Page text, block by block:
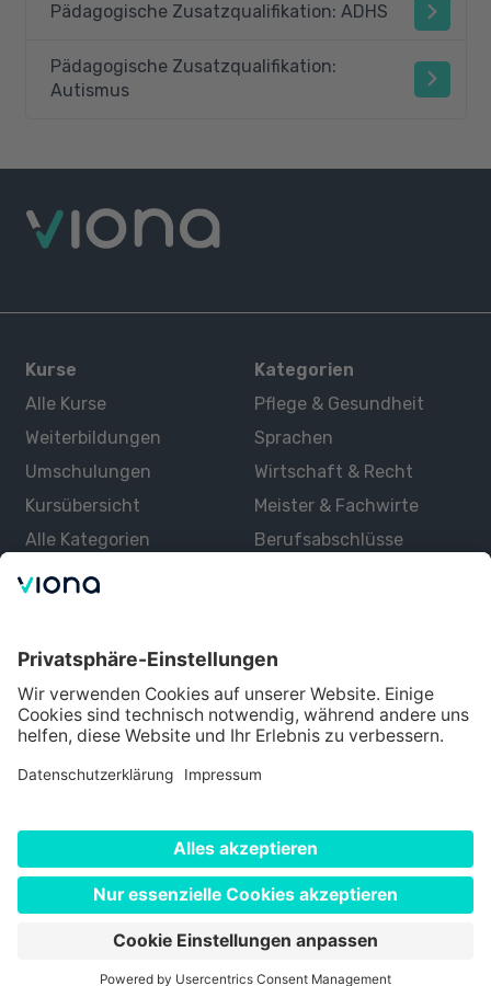
Pädagogische Zusatzqualifikation: ADHS
Pädagogische Zusatzqualifikation:
Autismus
Kurse
Alle Kurse
Weiterbildungen
Umschulungen
Kursübersicht
Alle Kategorien
Kategorien
Pflege & Gesundheit
Sprachen
Wirtschaft & Recht
Meister & Fachwirte
Berufsabschlüsse
Über uns
Lernen mit Viona
Alle Partner
Partner werden
Impressum
Nutzungsbedingungen
Cookie Einstellungen
Viona. Alle Rechte vorbehalten